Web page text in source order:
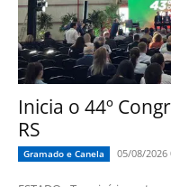
Inicia o 44º
RS
Gramado e Canela 05/08/2026